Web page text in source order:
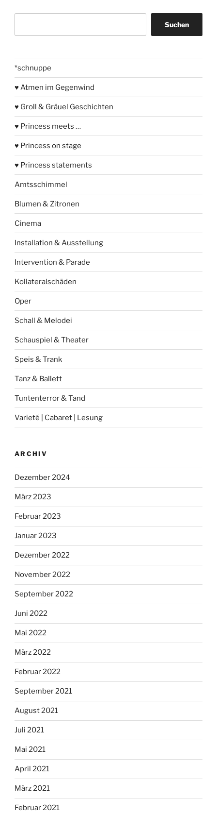
Suchen
*schnuppe
♥ Atmen im Gegenwind
♥ Groll & Gräuel Geschichten
♥ Princess meets …
♥ Princess on stage
♥ Princess statements
Amtsschimmel
Blumen & Zitronen
Cinema
Installation & Ausstellung
Intervention & Parade
Kollateralschäden
Oper
Schall & Melodei
Schauspiel & Theater
Speis & Trank
Tanz & Ballett
Tuntenterror & Tand
Varieté | Cabaret | Lesung
ARCHIV
Dezember 2024
März 2023
Februar 2023
Januar 2023
Dezember 2022
November 2022
September 2022
Juni 2022
Mai 2022
März 2022
Februar 2022
September 2021
August 2021
Juli 2021
Mai 2021
April 2021
März 2021
Februar 2021